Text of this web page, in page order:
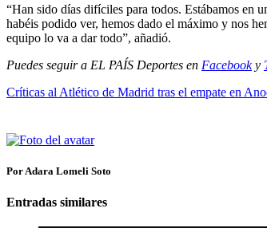
“Han sido días difíciles para todos. Estábamos en
habéis podido ver, hemos dado el máximo y nos
equipo lo va a dar todo”, añadió.
Puedes seguir a EL PAÍS Deportes en Facebooky
Críticas al Atlético de Madrid tras el empate en
Por Adara Lomeli Soto
Entradas similares